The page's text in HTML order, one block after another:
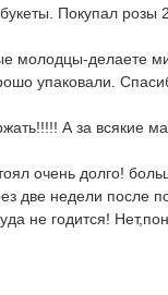
Покупал розы
молодцы-делаете
упаковали.
А за
очень долго!
две недели после
не годится!